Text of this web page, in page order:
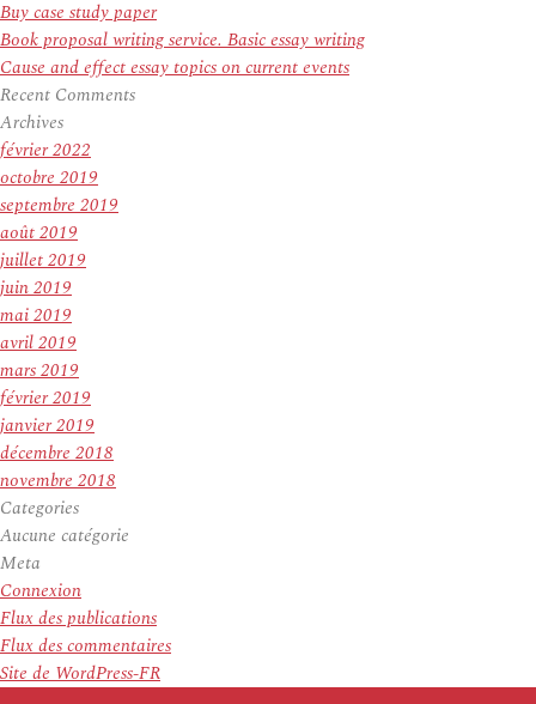
Buy case study paper
Book proposal writing service. Basic essay writing
Cause and effect essay topics on current events
Recent Comments
Archives
février 2022
octobre 2019
septembre 2019
août 2019
juillet 2019
juin 2019
mai 2019
avril 2019
mars 2019
février 2019
janvier 2019
décembre 2018
novembre 2018
Categories
Aucune catégorie
Meta
Connexion
Flux des publications
Flux des commentaires
Site de WordPress-FR